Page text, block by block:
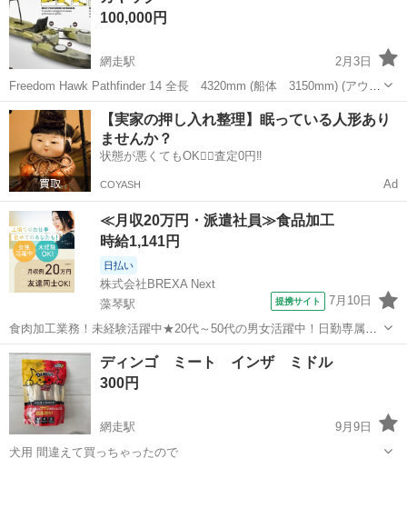
能) ヨロシクお願いします。
レッグマジック100,000円
網走駅
2月3日
Freedom Hawk Pathfinder 14 全長 4320mm (船体 3150mm) (アウト
リガー 1270mm) 全幅 790mm 重量 44.5Kg (船体 28.6Kg) (アウ
トリガー 15.9K...
北海道 網走市 網走駅 スポーツ カヤック
【実家の押し入れ整理】眠っている人形あり
ませんか？
状態が悪くてもOK🙆‍♀️査定0円‼️
COYASH Ad
≪月収20万円・派遣社員≫食品加工
時給1,141円
日払い
株式会社BREXA Next
藻琴駅
提携サイト 7月10日
食肉加工業務！未経験活躍中★20代～50代の男女活躍中！日勤専属＆
土日休み◎日払い制度の利用OK！マイカー通勤可！無料駐車場完備
★《北海道網走市》 人気の工場のお仕事 ◇食肉の加工作業◇ ○豚肉の
整形、除骨作業に従事 ・...
北海道 網走市 藻琴駅 その他
ディンゴ ミート インザ ミドル
300円
網走駅
9月9日
犬用 間違えて買っちゃったので